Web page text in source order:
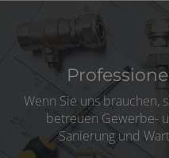
Wenn Sie uns brauchen,
betreuen Gewerbe-
Sanierung und